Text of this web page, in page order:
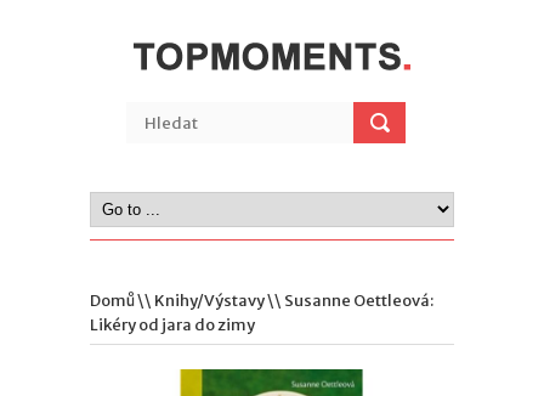
Domů\\ Knihy/Výstavy\\ Susanne Oettleová:
Likéry od jara do zimy